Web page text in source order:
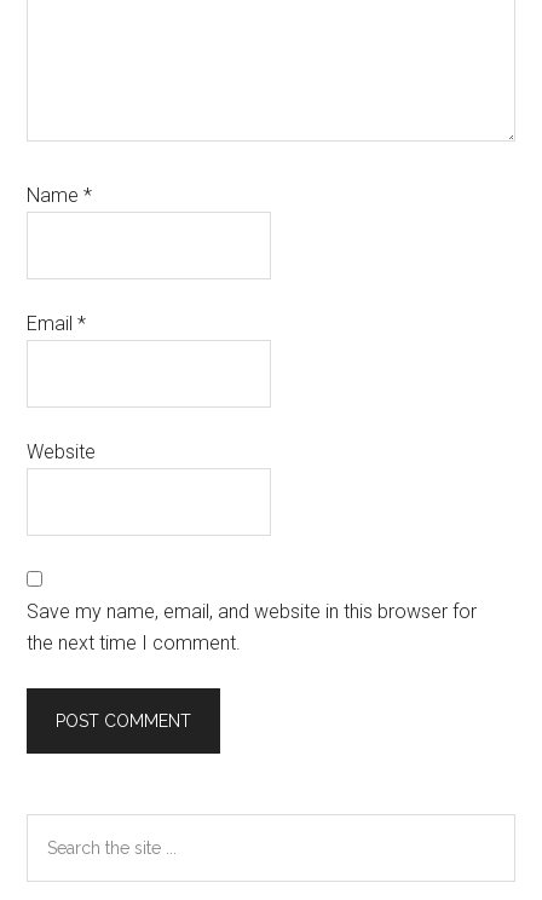
Name*
Email*
Website
Save my name, email, and website in this browser for
the next time I comment.
Primary
Sidebar
the